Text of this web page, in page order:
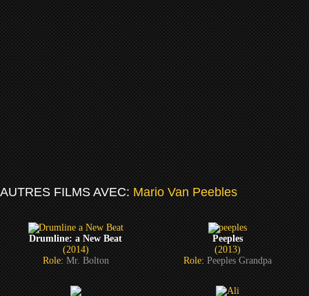
AUTRES FILMS AVEC:Mario Van Peebles
Drumline: a New Beat
(2014)
Role:Mr. Bolton
Peeples
(2013)
Role:Peeples Grandpa